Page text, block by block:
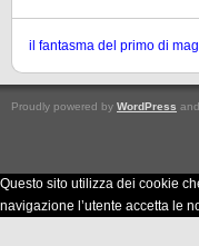
il fantasma del primo di
Proudly powered by WordPress and
Questo sito utilizza dei cookie
navigazione l’utente accetta le